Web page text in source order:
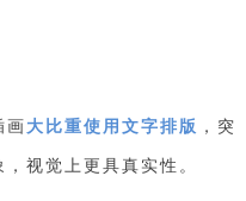
画 大比重使用文字排版 ，突
视觉上更具真实性。